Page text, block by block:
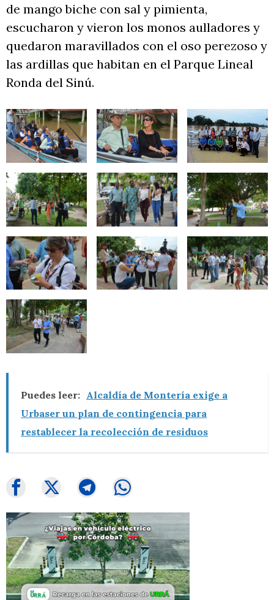
de mango biche con sal y pimienta,
escucharon y vieron los monos aulladores y
quedaron maravillados con el oso perezoso y
las ardillas que habitan en el Parque Lineal
Ronda del Sinú.
Puedes leer: Alcaldía de Montería exige a
Urbaser un plan de contingencia para
restablecer la recolección de residuos